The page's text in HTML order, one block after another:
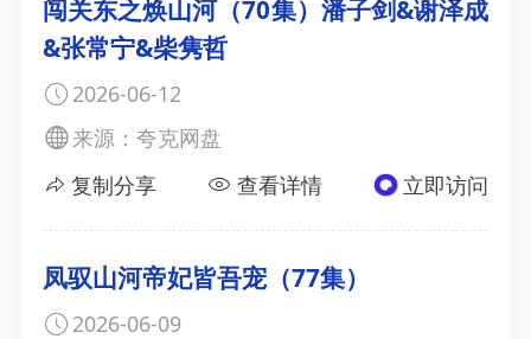
闯关东之焕山河（70集）潘子剑&谢泽成
&张常宁&柴隽哲
2026-06-12
来源：夸克网盘
复制分享
查看详情 立即访问
凤驭山河帝妃皆吾宠（77集）
2026-06-09